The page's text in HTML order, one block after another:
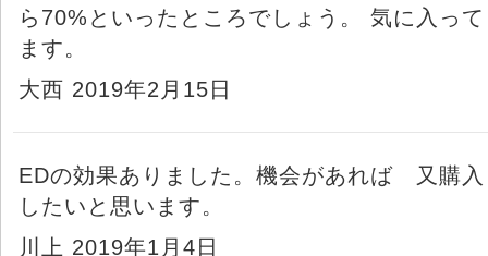
ら70%といったところでしょう。 気に入って
ます。
大西 2019年2月15日
EDの効果ありました。機会があれば 又購入
したいと思います。
川上 2019年1月4日